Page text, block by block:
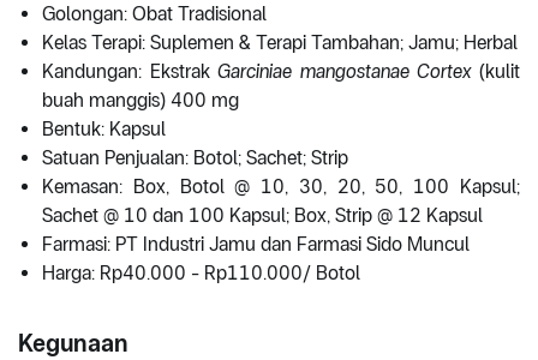
Golongan: Obat Tradisional
Kelas Terapi: Suplemen & Terapi Tambahan; Jamu; Herbal
Kandungan: EkstrakGarciniae mangostanae Cortex(kulit
buah manggis) 400 mg
Bentuk: Kapsul
Satuan Penjualan: Botol; Sachet; Strip
Kemasan: Box, Botol @ 10, 30, 20, 50, 100 Kapsul;
Sachet @ 10 dan 100 Kapsul; Box, Strip @ 12 Kapsul
Farmasi: PT Industri Jamu dan Farmasi Sido Muncul
Harga: Rp40.000 - Rp110.000/ Botol
Kegunaan